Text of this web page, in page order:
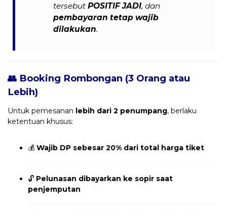
tersebutPOSITIF JADI, dan
pembayaran tetap wajib
dilakukan.
👥 Booking Rombongan (3 Orang atau
Lebih)
Untuk pemesanan lebih dari 2 penumpang, berlaku
ketentuan khusus:
💰 Wajib DP sebesar 20% dari total harga tiket
🔓 Pelunasan dibayarkan ke sopir saat
penjemputan